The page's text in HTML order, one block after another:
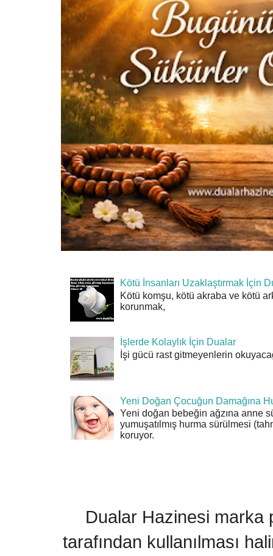
Kötü İnsanları Uzaklaştırmak İçin
Kötü komşu, kötü akraba ve kötü
korunmak,
İşlerde Kolaylık İçin Dualar
İşi gücü rast gitmeyenlerin
Yeni Doğan Çocuğun Damağına
Yeni doğan bebeğin ağzına anne
yumuşatılmış hurma sürülmesi
koruyor.
Dualar Hazinesi marka
tarafından kullanılması